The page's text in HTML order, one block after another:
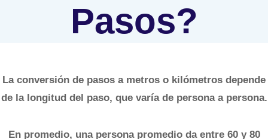
Pasos?
La conversión de pasos a metros o kilómetros depende
de la longitud del paso, que varía de persona a persona.
En promedio, una persona promedio da entre 60 y 80